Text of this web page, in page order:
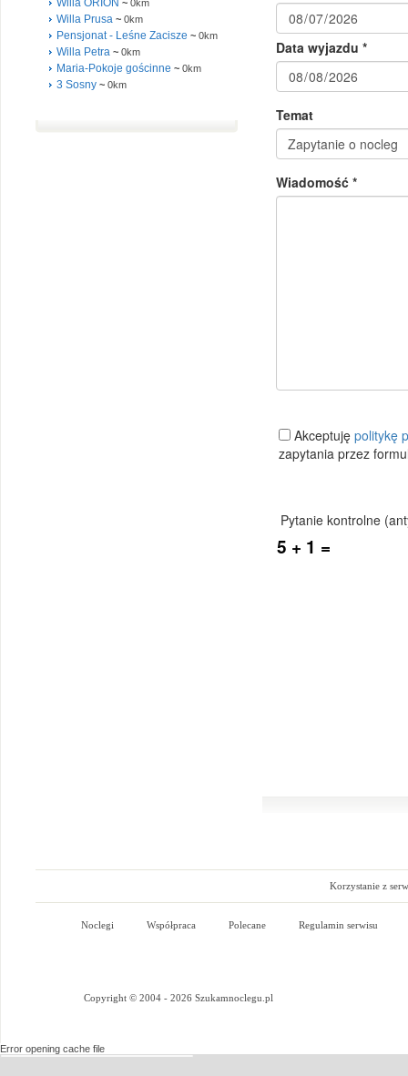
Willa ORION ~ 0km
Willa Prusa ~ 0km
Pensjonat - Leśne Zacisze ~ 0km
Willa Petra ~ 0km
Maria-Pokoje gościnne ~ 0km
3 Sosny ~ 0km
Korzystanie z
Noclegi Współpraca Polecane Regulamin serwisu
Copyright © 2004 - 2026 Szukamnoclegu.pl
Error opening cache file